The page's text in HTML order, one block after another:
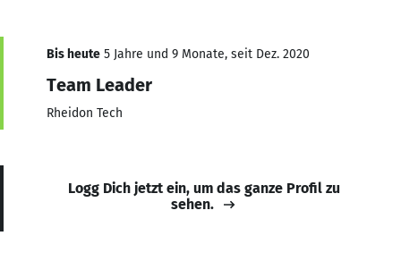
Bis heute 5 Jahre und 9 Monate, seit Dez. 2020
Team Leader
Rheidon Tech
Logg Dich jetzt ein, um das ganze Profil zu
sehen.